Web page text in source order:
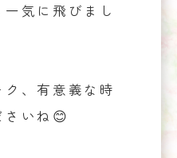
気に飛びまし
、有意義な時
いね😊